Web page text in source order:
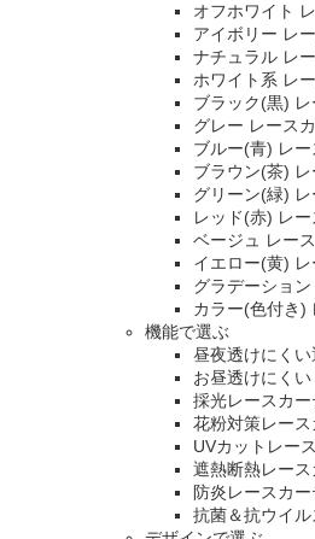
オフホワイト
アイボリー レ
ナチュラル レ
ホワイト系 レ
ブラック(黒)
グレー レース
ブルー(青) レ
ブラウン(茶)
グリーン(緑)
レッド(赤) レ
ベージュ レー
イエロー(黄)
グラデーショ
カラー(色付き)
機能で選ぶ
昼夜透けにく
お昼透けにく
採光レースカー
花粉対策レース
UVカットレー
遮熱断熱レース
防炎レースカー
抗菌＆抗ウイ